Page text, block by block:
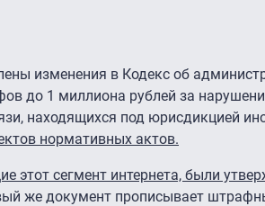
изменения в Кодекс об
до 1 миллиона рублей за
находящихся под юрисдикцией
нормативных актов.
этот сегмент интернета, были
же документ прописывает